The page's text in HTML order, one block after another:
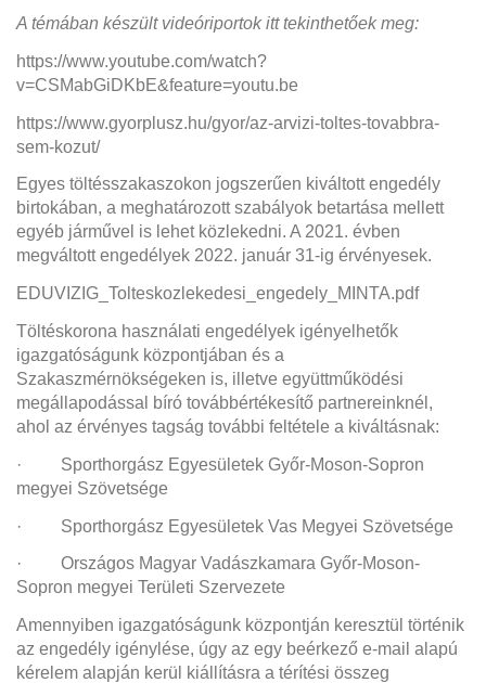
A témában készült videóriportok itt tekinthetőek meg:
https://www.youtube.com/watch?
v=CSMabGiDKbE&feature=youtu.be
https://www.gyorplusz.hu/gyor/az-arvizi-toltes-tovabbra-
sem-kozut/
Egyes töltésszakaszokon jogszerűen kiváltott engedély
birtokában, a meghatározott szabályok betartása mellett
egyéb járművel is lehet közlekedni. A 2021. évben
megváltott engedélyek 2022. január 31-ig érvényesek.
EDUVIZIG_Tolteskozlekedesi_engedely_MINTA.pdf
Töltéskorona használati engedélyek igényelhetők
igazgatóságunk központjában és a
Szakaszmérnökségeken is, illetve együttműködési
megállapodással bíró továbbértékesítő partnereinknél,
ahol az érvényes tagság további feltétele a kiváltásnak:
· Sporthorgász Egyesületek Győr-Moson-Sopron
megyei Szövetsége
· Sporthorgász Egyesületek Vas Megyei Szövetsége
· Országos Magyar Vadászkamara Győr-Moson-
Sopron megyei Területi Szervezete
Amennyiben igazgatóságunk központján keresztül történik
az engedély igénylése, úgy az egy beérkező e-mail alapú
kérelem alapján kerül kiállításra a térítési összeg